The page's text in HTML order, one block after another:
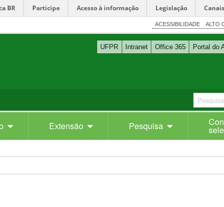
BR Participe Acesso à informação Legislação Canais
ACESSIBILIDADE ALTO
UFPR Intranet Office 365 Portal do
Extensão Pesquisa